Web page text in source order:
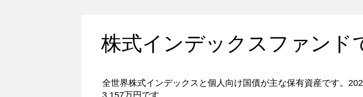
株式インデックスファンド
全世界株式インデックスと個人向け国債が主な保有資産です。
3,157万円です。